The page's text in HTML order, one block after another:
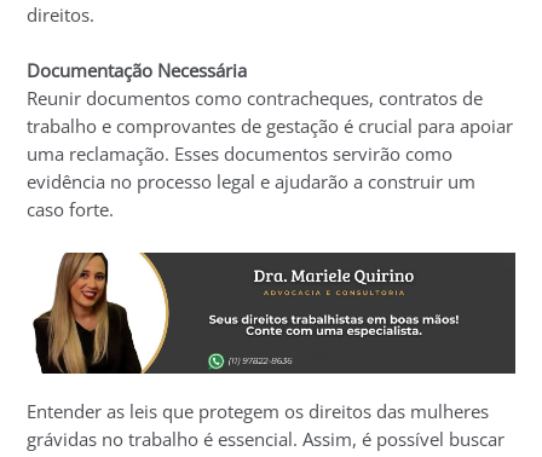
direitos.
Documentação Necessária
Reunir documentos como contracheques, contratos de
trabalho e comprovantes de gestação é crucial para apoiar
uma reclamação. Esses documentos servirão como
evidência no processo legal e ajudarão a construir um
caso forte.
Entender as leis que protegem os direitos das mulheres
grávidas no trabalho é essencial. Assim, é possível buscar